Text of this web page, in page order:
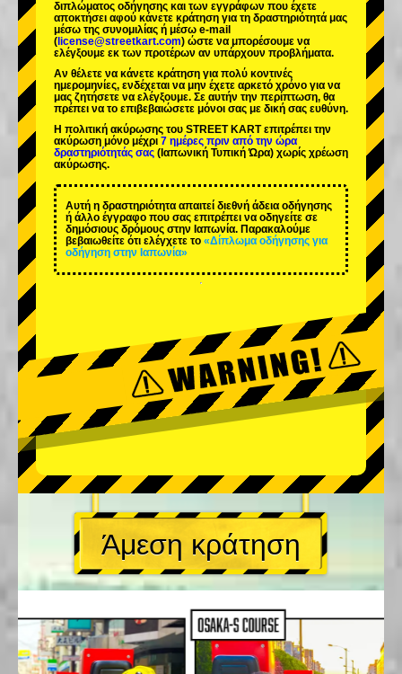
διπλώματος οδήγησης και των εγγράφων που έχετε
αποκτήσει αφού κάνετε κράτηση για τη δραστηριότητά μας
μέσω της συνομιλίας ή μέσω e-mail
( license@streetkart.com) ώστε να μπορέσουμε να
ελέγξουμε εκ των προτέρων αν υπάρχουν προβλήματα.
Αν θέλετε να κάνετε κράτηση για πολύ κοντινές
ημερομηνίες, ενδέχεται να μην έχετε αρκετό χρόνο για να
μας ζητήσετε να ελέγξουμε. Σε αυτήν την περίπτωση, θα
πρέπει να το επιβεβαιώσετε μόνοι σας με δική σας ευθύνη.
Η πολιτική ακύρωσης του STREET KART επιτρέπει την
ακύρωση μόνο μέχρι 7 ημέρες πριν από την ώρα
δραστηριότητάς σας (Ιαπωνική Τυπική Ώρα) χωρίς χρέωση
ακύρωσης.
Αυτή η δραστηριότητα απαιτεί διεθνή άδεια οδήγησης
ή άλλο έγγραφο που σας επιτρέπει να οδηγείτε σε
δημόσιους δρόμους στην Ιαπωνία. Παρακαλούμε
βεβαιωθείτε ότι ελέγχετε το «Δίπλωμα οδήγησης για
οδήγηση στην Ιαπωνία»
Άμεση κράτηση